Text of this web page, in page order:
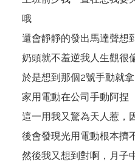
哦
還會靜靜的發出馬達聲想
奶頭就不羞逆我人生觀很
於是想到那個2號手動就
家用電動在公司手動阿捏
這一用我又驚為天人惹，
後會發現光用電動根本擠
然後我又想到對啊，月子